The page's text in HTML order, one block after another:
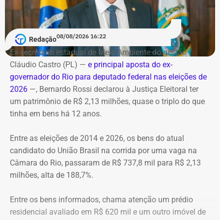
foi mesmo Victor Travancas.
Ele assumiu o topo das listas de 2024 e 2025, somando
mais de meio milhão de reais em toda a série histórica,
sendo a imensa maioria referente a roteiros
internacionais.
Travancas foi exonerado da Casa Civilem março deste
ano após dizer que o “Palácio Guanabara é o gabinete do
crime organizado”, em uma participação no podcast
Viagens internacionais sob pretexto
acadêmico
Apenas no exercício de 2025, as despesas ligadas a
Victor Travancas dispararam e chegaram a R$ 228,6 mil,
Debate entre candidatos ao governo do estado do Rio de
Janeiro
Data: domingo, 09 de agosto de 2026
Horário: 20h
Transmissão: Canal Band, BandNews FM e YouTube do
TEMPO REAL
Pré-hora: 19h, com cobertura especial pelo YouTube do
TEMPO REAL
O helicóptero explodiu ao cair na encosta, e chamas se
alastraram pela mata. De acordo com o Corpo de
Bombeiros, agentes especializados em combate a
incêndios florestais foram mobilizados e conseguiram
controlar o fogo.
A operação mobilizou cerca de 40 militares, 11 viaturas e
4 unidades operacionais.
Redação08/08/2026 16:22
Ex-secretário estadual de Meio Ambiente do gestão
Cláudio Castro (PL) — e principal aposta do ex-
governador do Rio para deputado federal nas eleições de
2026 —, Bernardo Rossi declarou à Justiça Eleitoral ter
um patrimônio de R$ 2,13 milhões, quase o triplo do que
tinha em bens há 12 anos.
Entre as eleições de 2014 e 2026, os bens do atual
candidato do União Brasil na corrida por uma vaga na
Câmara do Rio, passaram de R$ 737,8 mil para R$ 2,13
milhões, alta de 188,7%.
Entre os bens informados, chama atenção um prédio
residencial avaliado em R$ 620 mil e um outro imóvel de